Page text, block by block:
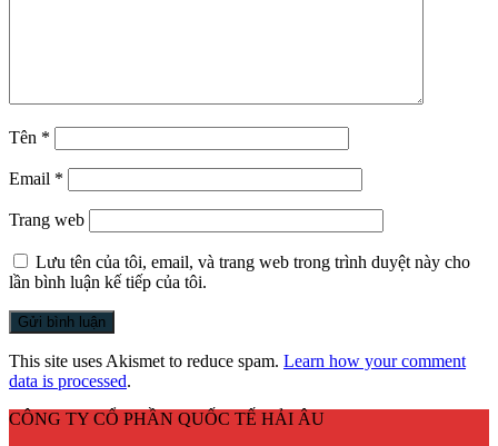
Tên *
Email *
Trang web
Lưu tên của tôi, email, và trang web trong trình duyệt này cho
lần bình luận kế tiếp của tôi.
This site uses Akismet to reduce spam. Learn how your comment
data is processed.
CÔNG TY CỔ PHẦN QUỐC TẾ HẢI ÂU